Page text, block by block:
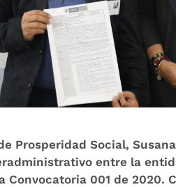
Prosperidad Social,
entre la
Convocatoria 001 de 2020.